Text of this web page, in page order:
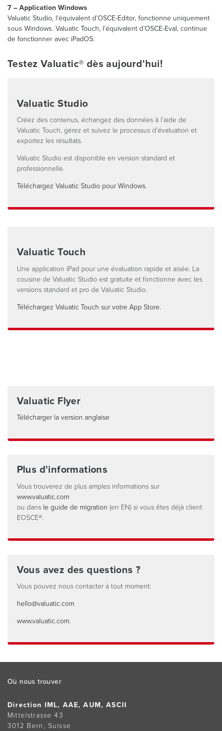
7 – Application Windows
Valuatic Studio, l’équivalent d’OSCE-Editor, fonctionne uniquement
sous Windows. Valuatic Touch, l’équivalent d’OSCE-Eval, continue
de fonctionner avec iPadOS.
Testez Valuatic® dès aujourd’hui!
Valuatic Studio
Créez des contenus, échangez des données à l’aide de
Valuatic Touch, gérez et suivez le processus d’évaluation et
exportez les résultats.
Valuatic Studio est disponible en version standard et
professionnelle.
Téléchargez Valuatic Studio pour Windows.
Valuatic Touch
Une application iPad pour une évaluation rapide et aisée. La
cousine de Valuatic Studio est gratuite et fonctionne avec les
versions standard et pro de Valuatic Studio.
Téléchargez Valuatic Touch sur votre App Store.
Valuatic Flyer
Télécharger la version anglaise
Plus d'informations
Vous trouverez de plus amples informations sur
www.valuatic.com
ou dans le guide de migration (en EN) si vous êtes déjà client
EOSCE®.
Vous avez des questions ?
Vous pouvez nous contacter à tout moment:
hello@valuatic.com
www.valuatic.com.
Footer
Où nous trouver
Direction IML, AAE, AUM, ASCII
Mittelstrasse 43
3012 Bern, Suisse